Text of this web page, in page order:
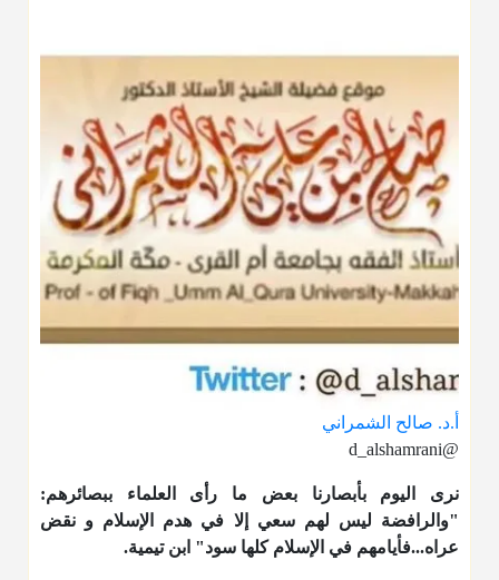
أ.د. صالح الشمراني
@d_alshamrani
نرى اليوم بأبصارنا بعض ما رأى العلماء ببصائرهم:
"والرافضة ليس لهم سعي إلا في هدم الإسلام و نقض
عراه...فأيامهم في الإسلام كلها سود" ابن تيمية.